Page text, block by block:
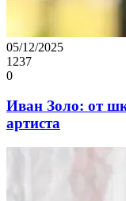
05/12/2025
1237
0
Иван Золо: от
артиста